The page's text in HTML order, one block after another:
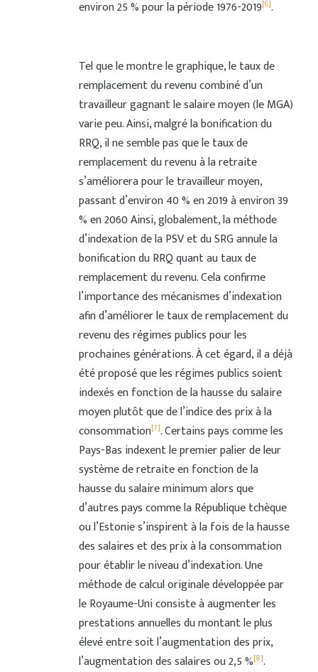
environ 25 % pour la période 1976-2019[6].
Tel que le montre le graphique, le taux de
remplacement du revenu combiné d’un
travailleur gagnant le salaire moyen (le MGA)
varie peu. Ainsi, malgré la bonification du
RRQ, il ne semble pas que le taux de
remplacement du revenu à la retraite
s’améliorera pour le travailleur moyen,
passant d’environ 40 % en 2019 à environ 39
% en 2060 Ainsi, globalement, la méthode
d’indexation de la PSV et du SRG annule la
bonification du RRQ quant au taux de
remplacement du revenu. Cela confirme
l’importance des mécanismes d’indexation
afin d’améliorer le taux de remplacement du
revenu des régimes publics pour les
prochaines générations. À cet égard, il a déjà
été proposé que les régimes publics soient
indexés en fonction de la hausse du salaire
moyen plutôt que de l’indice des prix à la
consommation[7]. Certains pays comme les
Pays-Bas indexent le premier palier de leur
système de retraite en fonction de la
hausse du salaire minimum alors que
d’autres pays comme la République tchèque
ou l’Estonie s’inspirent à la fois de la hausse
des salaires et des prix à la consommation
pour établir le niveau d’indexation. Une
méthode de calcul originale développée par
le Royaume-Uni consiste à augmenter les
prestations annuelles du montant le plus
élevé entre soit l’augmentation des prix,
l’augmentation des salaires ou 2,5 %[8].